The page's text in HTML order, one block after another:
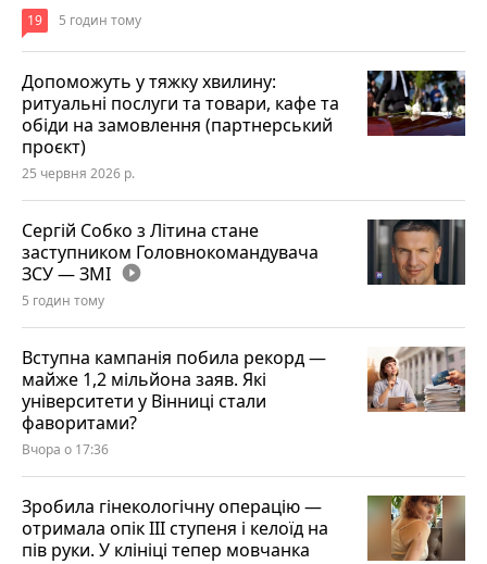
19 5 годин тому
Допоможуть у тяжку хвилину:
ритуальні послуги та товари, кафе та
обіди на замовлення (партнерський
проєкт)
25 червня 2026 р.
Сергій Собко з Літина стане
заступником Головнокомандувача
ЗСУ — ЗМІ play_circle_filled
5 годин тому
Вступна кампанія побила рекорд —
майже 1,2 мільйона заяв. Які
університети у Вінниці стали
фаворитами?
Вчора о 17:36
Зробила гінекологічну операцію —
отримала опік ІІІ ступеня і келоїд на
пів руки. У клініці тепер мовчанка